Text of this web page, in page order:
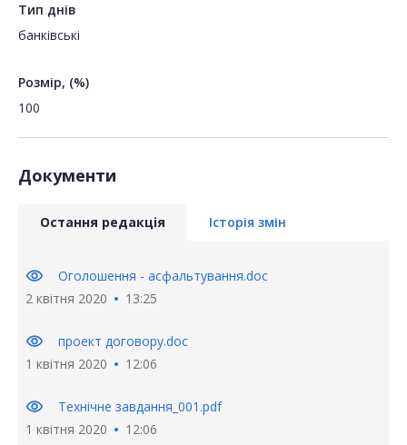
Тип днів
банківські
Розмір, (%)
100
Документи
Остання редакція Історія змін
visibility
Оголошення - асфальтування.doc
2 квітня 2020
13:25
visibility
проект договору.doc
1 квітня 2020
12:06
visibility
Технічне завдання_001.pdf
1 квітня 2020
12:06